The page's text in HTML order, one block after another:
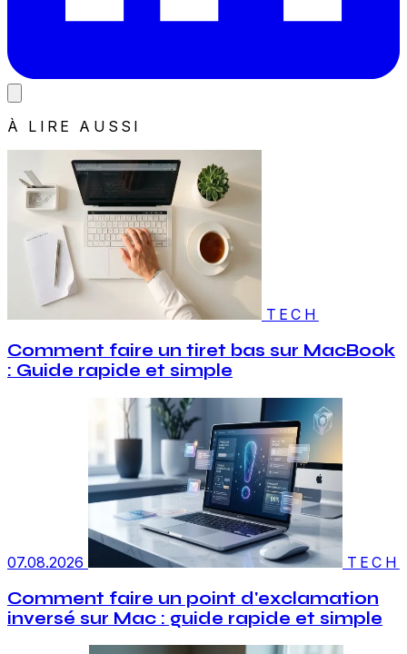
À LIRE AUSSI
TECH
Comment faire un tiret bas sur MacBook
: Guide rapide et simple
07.08.2026 TECH
Comment faire un point d'exclamation
inversé sur Mac : guide rapide et simple